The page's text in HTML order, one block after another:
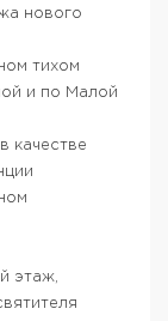
нового
тихом
и по Малой
качестве
этаж,